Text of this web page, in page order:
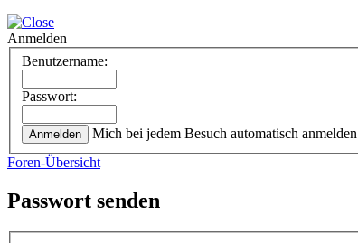
Anmelden
Benutzername:
Passwort:
Mich bei jedem Besuch automatisch anmelden
Foren-Übersicht
Passwort senden